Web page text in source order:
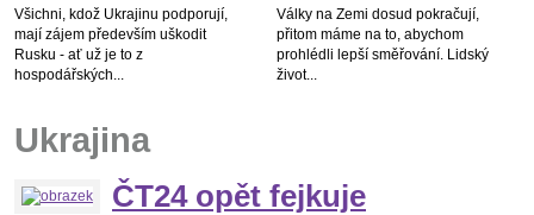
Všichni, kdož Ukrajinu podporují,
mají zájem především uškodit
Rusku - ať už je to z
hospodářských...
Války na Zemi dosud pokračují,
přitom máme na to, abychom
prohlédli lepší směřování. Lidský
život...
Ukrajina
ČT24 opět fejkuje